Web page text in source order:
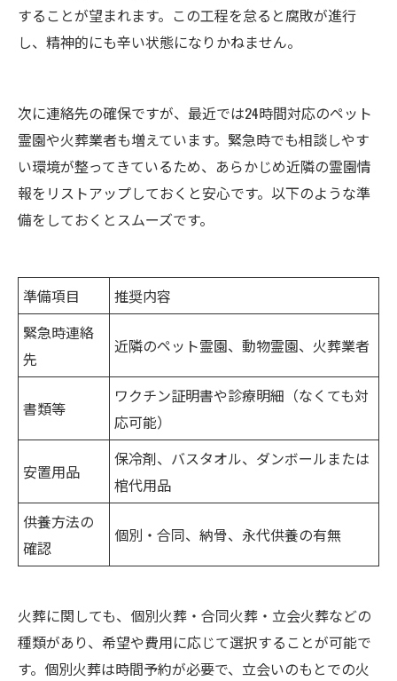
することが望まれます。この工程を怠ると腐敗が進行
し、精神的にも辛い状態になりかねません。
次に連絡先の確保ですが、最近では24時間対応のペット
霊園や火葬業者も増えています。緊急時でも相談しやす
い環境が整ってきているため、あらかじめ近隣の霊園情
報をリストアップしておくと安心です。以下のような準
備をしておくとスムーズです。
準備項目
推奨内容
緊急時連絡
先
近隣のペット霊園、動物霊園、火葬業者
書類等
ワクチン証明書や診療明細（なくても対
応可能）
安置用品
保冷剤、バスタオル、ダンボールまたは
棺代用品
供養方法の
確認
個別・合同、納骨、永代供養の有無
火葬に関しても、個別火葬・合同火葬・立会火葬などの
種類があり、希望や費用に応じて選択することが可能で
す。個別火葬は時間予約が必要で、立会いのもとでの火